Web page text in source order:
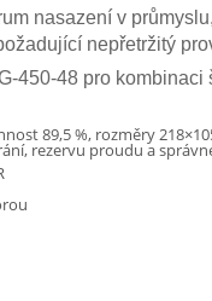
nasazení v
nepřetržitý
450-48 pro
89,5 %, rozměry
rezervu proudu a